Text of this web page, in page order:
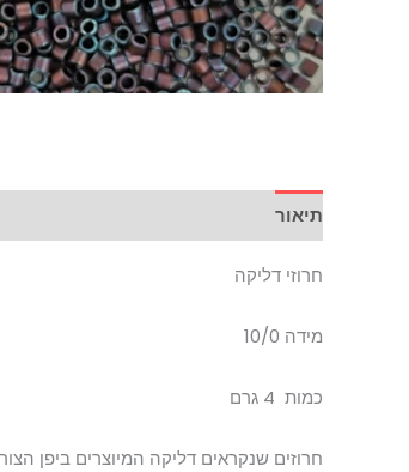
תיאור
חרוזי דליקה
מידה 10/0
כמות 4 גרם
חרוזים שנקראים דליקה המיוצרים ביפן